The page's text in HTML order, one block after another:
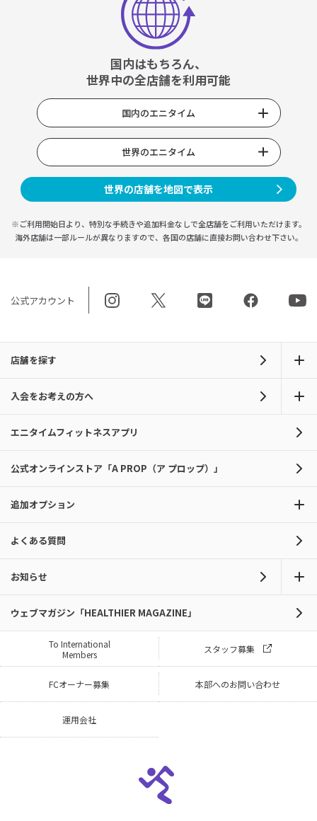
国内はもちろん、
世界中の全店舗を利用可能
国内のエニタイム
世界のエニタイム
世界の店舗を地図で表示
※ご利用開始日より、特別な手続きや追加料金なしで全店舗をご利用いただけます。
海外店舗は一部ルールが異なりますので、 各国の店舗に直接お問い合わせ下さい。
公式アカウント
店舗を探す
入会をお考えの方へ
エニタイムフィットネスアプリ
公式オンラインストア「A PROP（ア プロップ）」
追加オプション
よくある質問
お知らせ
ウェブマガジン「HEALTHIER MAGAZINE」
To International
Members
スタッフ募集
FCオーナー募集 本部へのお問い合わせ
運用会社